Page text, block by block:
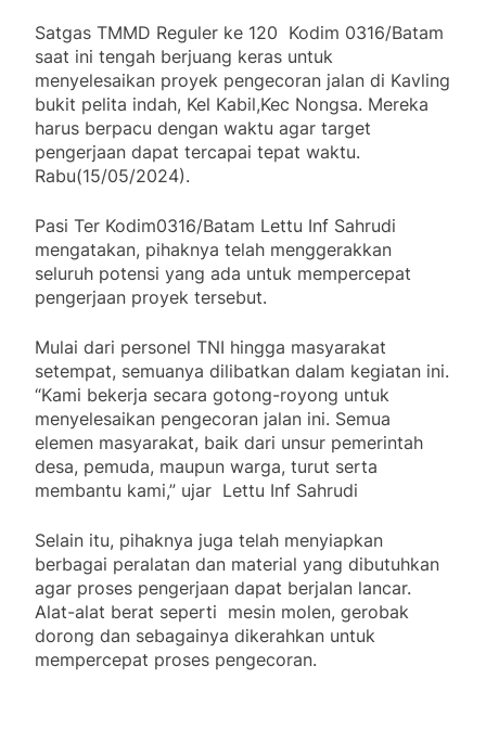
Satgas TMMD Reguler ke 120 Kodim 0316/Batam
saat ini tengah berjuang keras untuk
menyelesaikan proyek pengecoran jalan di Kavling
bukit pelita indah, Kel Kabil,Kec Nongsa. Mereka
harus berpacu dengan waktu agar target
pengerjaan dapat tercapai tepat waktu.
Rabu(15/05/2024).
Pasi Ter Kodim0316/Batam Lettu Inf Sahrudi
mengatakan, pihaknya telah menggerakkan
seluruh potensi yang ada untuk mempercepat
pengerjaan proyek tersebut.
Mulai dari personel TNI hingga masyarakat
setempat, semuanya dilibatkan dalam kegiatan ini.
“Kami bekerja secara gotong-royong untuk
menyelesaikan pengecoran jalan ini. Semua
elemen masyarakat, baik dari unsur pemerintah
desa, pemuda, maupun warga, turut serta
membantu kami,” ujar Lettu Inf Sahrudi
Selain itu, pihaknya juga telah menyiapkan
berbagai peralatan dan material yang dibutuhkan
agar proses pengerjaan dapat berjalan lancar.
Alat-alat berat seperti mesin molen, gerobak
dorong dan sebagainya dikerahkan untuk
mempercepat proses pengecoran.